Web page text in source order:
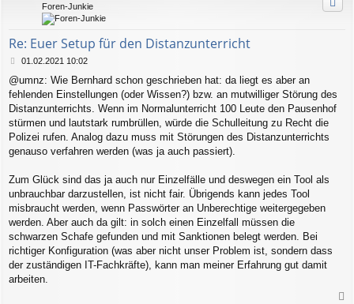
Foren-Junkie
Re: Euer Setup für den Distanzunterricht
B
i
t
r
a
g
01.02.2021 10:02
@umnz: Wie Bernhard schon geschrieben hat: da liegt es aber an
fehlenden Einstellungen (oder Wissen?) bzw. an mutwilliger Störung des
Distanzunterrichts. Wenn im Normalunterricht 100 Leute den Pausenhof
stürmen und lautstark rumbrüllen, würde die Schulleitung zu Recht die
Polizei rufen. Analog dazu muss mit Störungen des Distanzunterrichts
genauso verfahren werden (was ja auch passiert).
Zum Glück sind das ja auch nur Einzelfälle und deswegen ein Tool als
unbrauchbar darzustellen, ist nicht fair. Übrigends kann jedes Tool
misbraucht werden, wenn Passwörter an Unberechtige weitergegeben
werden. Aber auch da gilt: in solch einen Einzelfall müssen die
schwarzen Schafe gefunden und mit Sanktionen belegt werden. Bei
richtiger Konfiguration (was aber nicht unser Problem ist, sondern dass
der zuständigen IT-Fachkräfte), kann man meiner Erfahrung gut damit
arbeiten.